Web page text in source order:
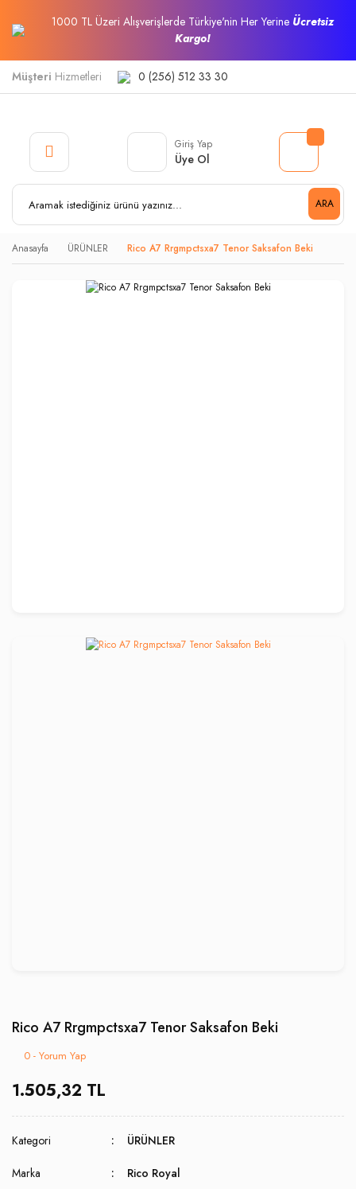
1000 TL Üzeri Alışverişlerde Türkiye'nin Her Yerine Ücretsiz
Kargo!
Müşteri Hizmetleri 0 (256) 512 33 30
ARA
Giriş Yap
Üye Ol
Anasayfa ÜRÜNLER Rico A7 Rrgmpctsxa7 Tenor Saksafon Beki
Rico A7 Rrgmpctsxa7 Tenor Saksafon Beki
0 - Yorum Yap
1.505,32 TL
Kategori ÜRÜNLER
Marka Rico Royal